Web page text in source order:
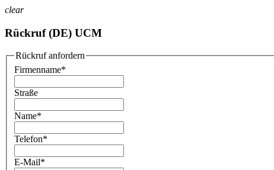
clear
Rückruf (DE) UCM
Rückruf anfordern
Firmenname*
Straße
Name*
Telefon*
E-Mail*